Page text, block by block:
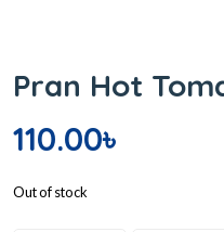
Pran Hot
110.00৳
Out of stock